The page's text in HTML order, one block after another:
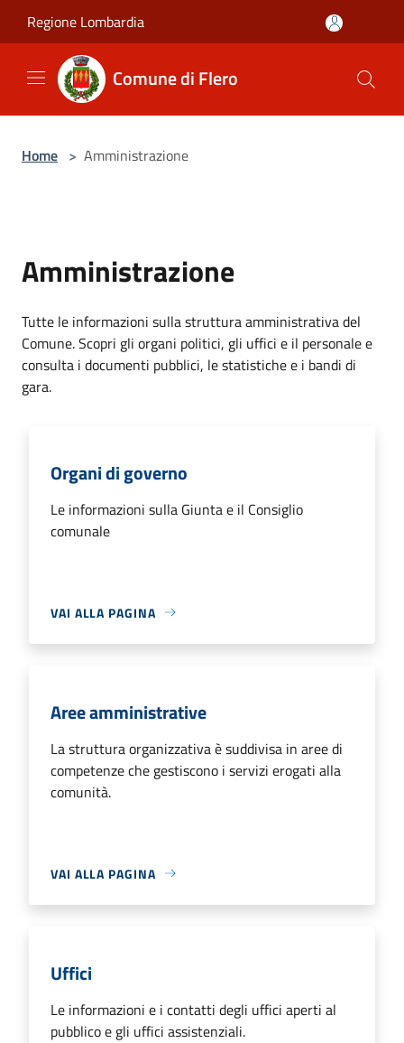
Regione Lombardia
Comune di Flero
Home > Amministrazione
Amministrazione
Tutte le informazioni sulla struttura amministrativa del
Comune. Scopri gli organi politici, gli uffici e il personale e
consulta i documenti pubblici, le statistiche e i bandi di
gara.
Organi di governo
Le informazioni sulla Giunta e il Consiglio
comunale
VAI ALLA PAGINA
Aree amministrative
La struttura organizzativa è suddivisa in aree di
competenze che gestiscono i servizi erogati alla
comunità.
VAI ALLA PAGINA
Uffici
Le informazioni e i contatti degli uffici aperti al
pubblico e gli uffici assistenziali.